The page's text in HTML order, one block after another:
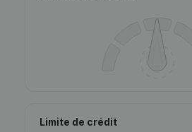
Limite de crédit